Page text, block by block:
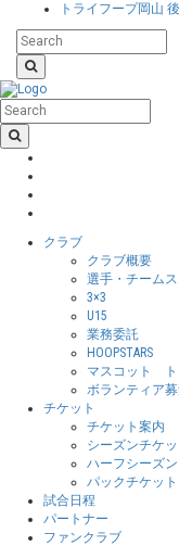
トライフープ岡山
クラブ
クラブ概要
選手・チーム
3×3
U15
業務委託
HOOPSTARS
マスコット ト
ボランティア
チケット
チケット案内
シーズンチケッ
ハーフシーズン
パックチケット
試合日程
パートナー
ファンクラブ